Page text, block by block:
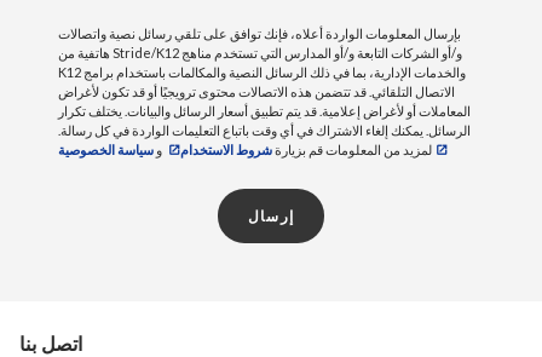
بإرسال المعلومات الواردة أعلاه، فإنك توافق على تلقي رسائل نصية واتصالات
هاتفية من Stride/K12 و/أو الشركات التابعة و/أو المدارس التي تستخدم مناهج
K12 والخدمات الإدارية، بما في ذلك الرسائل النصية والمكالمات باستخدام برامج
الاتصال التلقائي. قد تتضمن هذه الاتصالات محتوى ترويجيًا أو قد تكون لأغراض
المعاملات أو لأغراض إعلامية. قد يتم تطبيق أسعار الرسائل والبيانات. يختلف تكرار
الرسائل. يمكنك إلغاء الاشتراك في أي وقت باتباع التعليمات الواردة في كل رسالة.
لمزيد من المعلومات قم بزيارةشروط الاستخدام و سياسة الخصوصية
إرسال
اتصل بنا